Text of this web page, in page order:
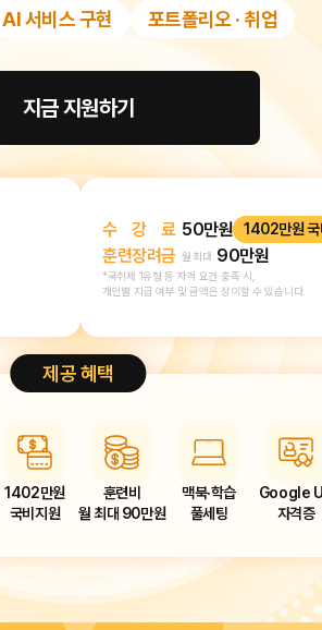
AI 서비스 구현 포트폴리오 · 취업
지금 지원하기
수강료50만원 1402만원 국
훈련장려금 월 최대 90만원
*국취제 1유형 등 자격 요건 충족 시,
개인별 지급 여부 및 금액은 상이할 수 있습니다.
제공 혜택
1402만원
국비지원
훈련비
월 최대 90만원
맥북·학습
풀세팅
Google
자격증